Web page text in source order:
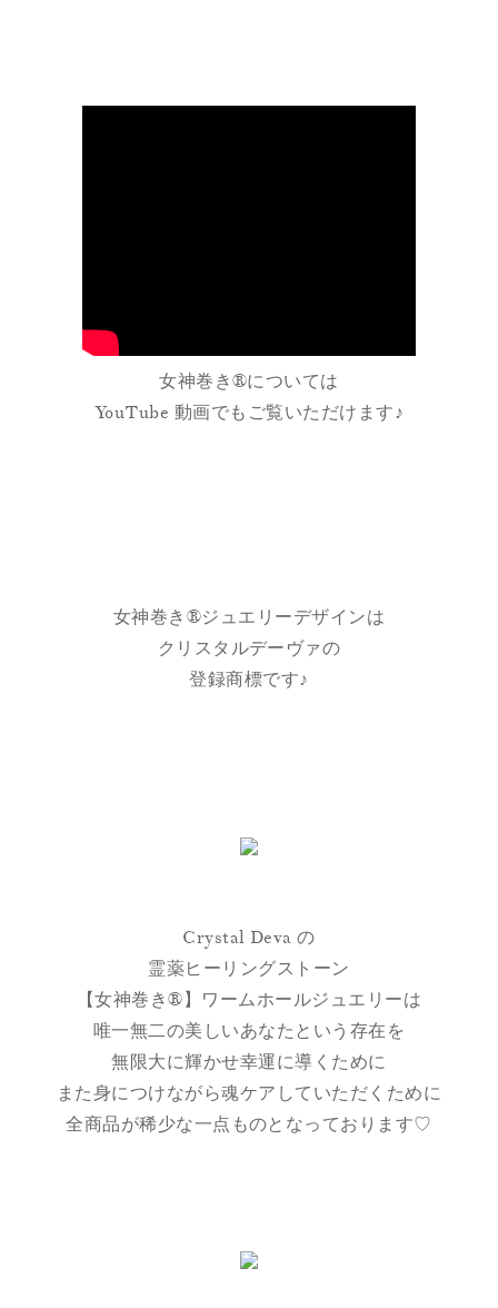
女神巻き®については
YouTube 動画でもご覧いただけます♪
女神巻き®ジュエリーデザインは
クリスタルデーヴァの
登録商標です♪
Crystal Deva の
霊薬ヒーリングストーン
【女神巻き®】ワームホールジュエリーは
唯一無二の美しいあなたという存在を
無限大に輝かせ幸運に導くために
また身につけながら魂ケアしていただくために
全商品が稀少な一点ものとなっております♡